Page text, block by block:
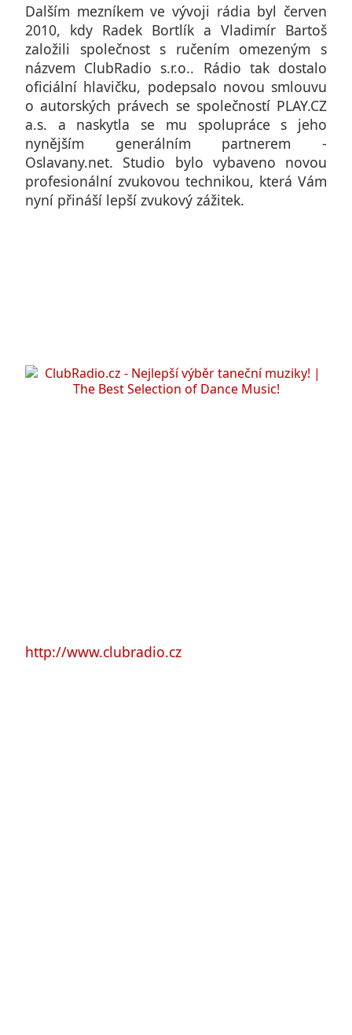
Dalším mezníkem ve vývoji rádia byl červen
2010, kdy Radek Bortlík a Vladimír Bartoš
založili společnost s ručením omezeným s
názvem ClubRadio s.r.o.. Rádio tak dostalo
oficiální hlavičku, podepsalo novou smlouvu
o autorských právech se společností PLAY.CZ
a.s. a naskytla se mu spolupráce s jeho
nynějším generálním partnerem -
Oslavany.net. Studio bylo vybaveno novou
profesionální zvukovou technikou, která Vám
nyní přináší lepší zvukový zážitek.
http://www.clubradio.cz